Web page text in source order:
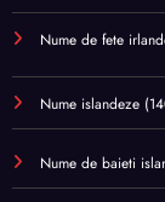
Nume de fete
Nume islandeze
Nume de baieti